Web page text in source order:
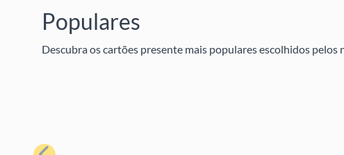
Populares
Descubra os cartões presente mais populares escolhidos